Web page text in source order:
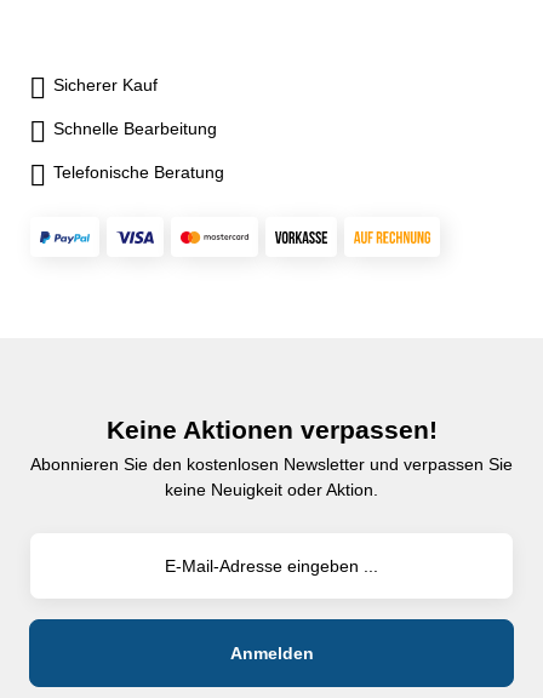
Sicherer Kauf
Schnelle Bearbeitung
Telefonische Beratung
Keine Aktionen verpassen!
Abonnieren Sie den kostenlosen Newsletter und verpassen Sie
keine Neuigkeit oder Aktion.